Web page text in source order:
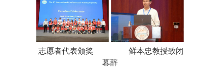
志愿者代表颁奖
鲜本忠教授致闭
幕辞